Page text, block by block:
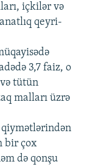
içkilər və
qeyri-
3,7 faiz, o
tütün
malları üzrə
qiymətlərindən
bir çox
də qonşu